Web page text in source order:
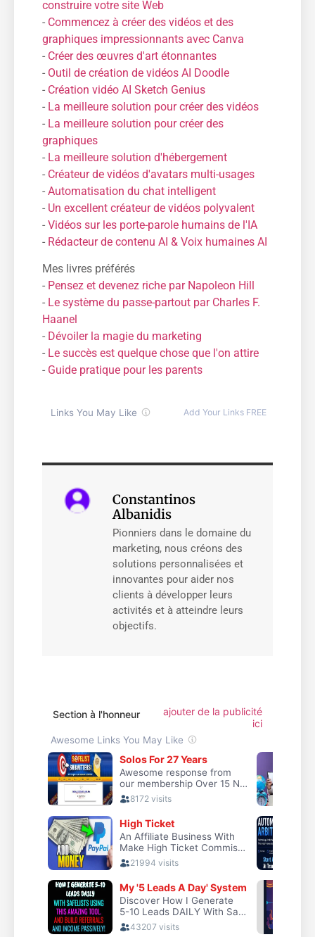
construire votre site Web
- Commencez à créer des vidéos et des
graphiques impressionnants avec Canva
- Créer des œuvres d'art étonnantes
- Outil de création de vidéos AI Doodle
- Création vidéo AI Sketch Genius
- La meilleure solution pour créer des vidéos
- La meilleure solution pour créer des
graphiques
- La meilleure solution d'hébergement
- Créateur de vidéos d'avatars multi-usages
- Automatisation du chat intelligent
- Un excellent créateur de vidéos polyvalent
- Vidéos sur les porte-parole humains de l'IA
- Rédacteur de contenu AI & Voix humaines AI
Mes livres préférés
- Pensez et devenez riche par Napoleon Hill
- Le système du passe-partout par Charles F.
Haanel
- Dévoiler la magie du marketing
- Le succès est quelque chose que l'on attire
- Guide pratique pour les parents
Constantinos
Albanidis
Pionniers dans le domaine du
marketing, nous créons des
solutions personnalisées et
innovantes pour aider nos
clients à développer leurs
activités et à atteindre leurs
objectifs.
Section à l'honneur
ajouter de la publicité
ici